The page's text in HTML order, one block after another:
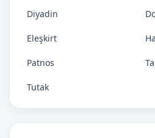
Diyadin
Eleşkirt
Patnos
Tutak